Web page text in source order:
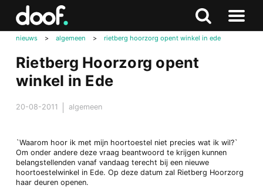
Zoeken
Naar
nieuws > algemeen > rietberg hoorzorg opent winkel in ede
Rietberg Hoorzorg opent
winkel in Ede
20-08-2011 algemeen
`Waarom hoor ik met mijn hoortoestel niet precies wat ik wil?`
Om onder andere deze vraag beantwoord te krijgen kunnen
belangstellenden vanaf vandaag terecht bij een nieuwe
hoortoestelwinkel in Ede. Op deze datum zal Rietberg Hoorzorg
haar deuren openen.
Doof.nl
Zoeken